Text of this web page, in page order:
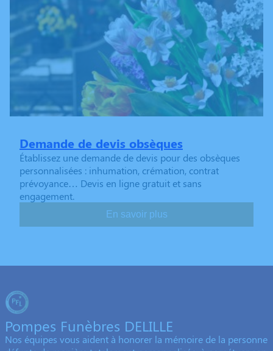
Demande de devis obsèques
Établissez une demande de devis pour des obsèques
personnalisées : inhumation, crémation, contrat
prévoyance… Devis en ligne gratuit et sans
engagement.
En savoir plus
Pompes Funèbres DELILLE
Nos équipes vous aident à honorer la mémoire de la personne